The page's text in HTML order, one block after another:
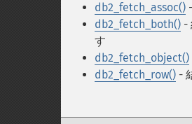
db2_fetch_assoc()
db2_fetch_both() -
す
db2_fetch_object()
db2_fetch_row() -